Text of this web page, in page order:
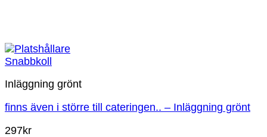
Snabbkoll
Inläggning grönt
finns även i större till cateringen.. – Inläggning grönt
297kr